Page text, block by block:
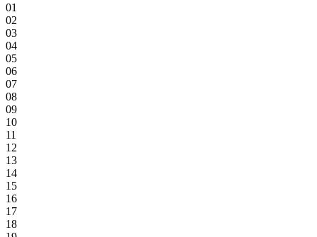
01
02
03
04
05
06
07
08
09
10
11
12
13
14
15
16
17
18